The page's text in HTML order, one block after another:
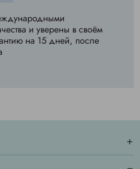
и уверены в своём
на 15 дней, после